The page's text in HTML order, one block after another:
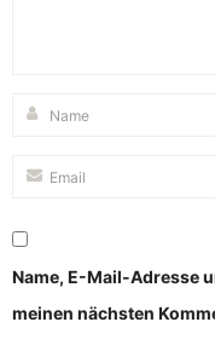
Name, E-Mail-Adresse
meinen nächsten